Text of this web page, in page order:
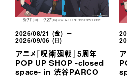
2026/08/21 (金) －
2026/09/06 (日)
アニメ『呪術廻戦』5周年
POP UP SHOP -closed
space- in 渋谷PARCO